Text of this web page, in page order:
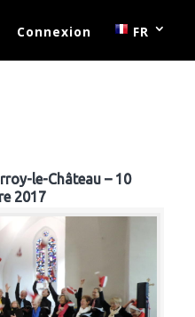
Connexion FR
le-Château – 10
2017